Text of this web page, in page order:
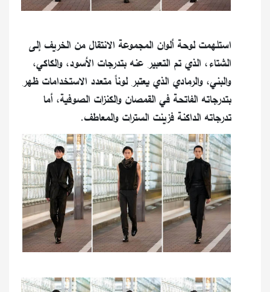
استلهمت لوحة ألوان المجموعة الانتقال من الخريف إلى
الشتاء، الذي تم التعبير عنه بتدرجات الأسود، والكاكي،
والبني، والرمادي الذي يعتبر لوناً متعدد الاستخدامات ظهر
بتدرجاته الفاتحة في القمصان والكنزات الصوفية، أما
تدرجاته الداكنة فزينت السترات والمعاطف.